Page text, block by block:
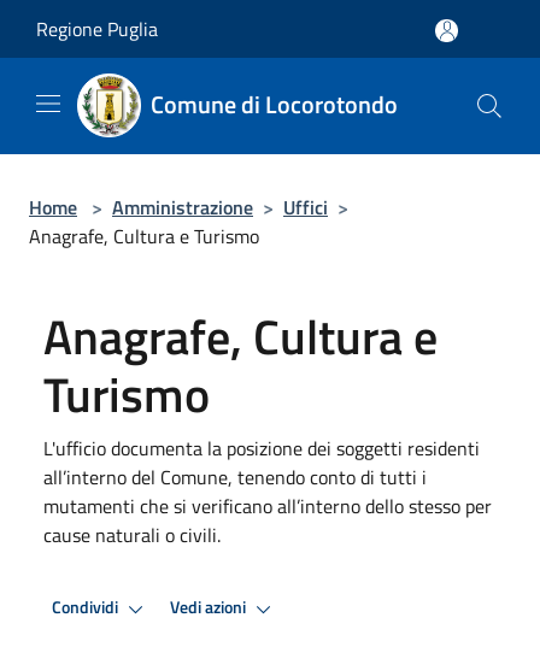
Regione Puglia
Comune di Locorotondo
Home > Amministrazione > Uffici >
Anagrafe, Cultura e Turismo
Anagrafe, Cultura e
Turismo
L'ufficio documenta la posizione dei soggetti residenti
all’interno del Comune, tenendo conto di tutti i
mutamenti che si verificano all’interno dello stesso per
cause naturali o civili.
Condividi Vedi azioni